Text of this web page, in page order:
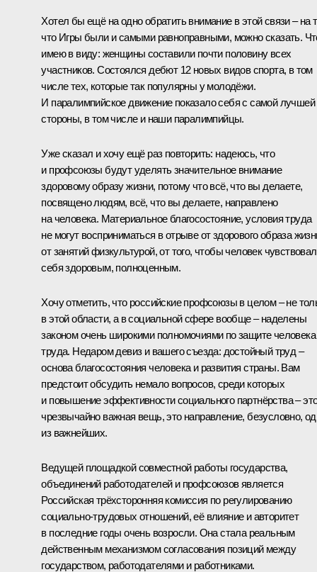
Хотел бы ещё на одно обратить внимание в этой связи – на
что Игры были и самыми равноправными, можно сказать.
имею в виду: женщины составили почти половину всех
участников. Состоялся дебют 12 новых видов спорта, в том
числе тех, которые так популярны у молодёжи.
И паралимпийское движение показало себя с самой лучшей
стороны, в том числе и наши паралимпийцы.
Уже сказал и хочу ещё раз повторить: надеюсь, что
и профсоюзы будут уделять значительное внимание
здоровому образу жизни, потому что всё, что вы делаете,
посвящено людям, всё, что вы делаете, направлено
на человека. Материальное благосостояние, условия труда
не могут восприниматься в отрыве от здорового образа
от занятий физкультурой, от того, чтобы человек чувствовал
себя здоровым, полноценным.
Хочу отметить, что российские профсоюзы в целом – не
в этой области, а в социальной сфере вообще – наделены
законом очень широкими полномочиями по защите человека
труда. Недаром девиз и вашего съезда: достойный труд –
основа благосостояния человека и развития страны. Вам
предстоит обсудить немало вопросов, среди которых
и повышение эффективности социального партнёрства –
чрезвычайно важная вещь, это направление, безусловно,
из важнейших.
Ведущей площадкой совместной работы государства,
объединений работодателей и профсоюзов является
Российская трёхсторонняя комиссия по регулированию
социально-трудовых отношений, её влияние и авторитет
в последние годы очень возросли. Она стала реальным
действенным механизмом согласования позиций между
государством, работодателями и работниками.